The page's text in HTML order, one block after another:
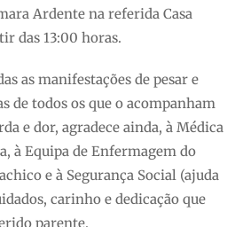
Ardente na referida Casa
das 13:00 horas.
as manifestações de pesar e
de todos os que o acompanham
e dor, agradece ainda, à Médica
à Equipa de Enfermagem do
e à Segurança Social (ajuda
carinho e dedicação que
parente.